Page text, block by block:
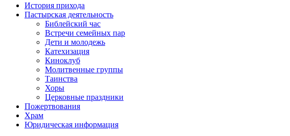
История прихода
Пастырская деятельность
Библейский час
Встречи семейных пар
Дети и молодежь
Катехизация
Киноклуб
Молитвенные группы
Таинства
Хоры
Церковные праздники
Пожертвования
Храм
Юридическая информация